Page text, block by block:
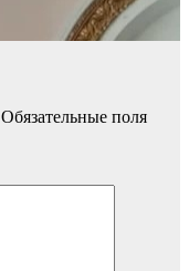
Обязательные поля